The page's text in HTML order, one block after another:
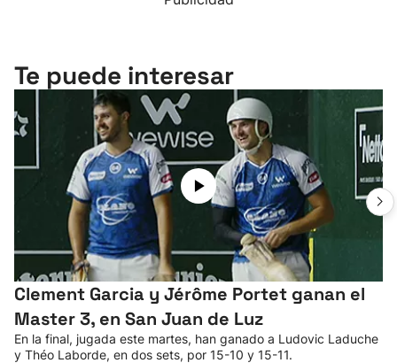
Te puede interesar
Clement Garcia y Jérôme Portet ganan el
Master 3, en San Juan de Luz
En la final, jugada este martes, han ganado a Ludovic Laduche
y Théo Laborde, en dos sets, por 15-10 y 15-11.